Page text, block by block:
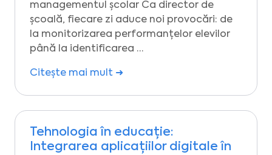
managementul școlar Ca director de
școală, fiecare zi aduce noi provocări: de
la monitorizarea performanțelor elevilor
până la identificarea …
Citește mai mult ➜
Tehnologia în educație:
Integrarea aplicațiilor digitale în